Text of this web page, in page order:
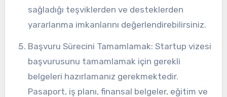
sağladığı teşviklerden ve desteklerden
yararlanma imkanlarını değerlendirebilirsiniz.
Başvuru Sürecini Tamamlamak: Startup vizesi
başvurusunu tamamlamak için gerekli
belgeleri hazırlamanız gerekmektedir.
Pasaport, iş planı, finansal belgeler, eğitim ve